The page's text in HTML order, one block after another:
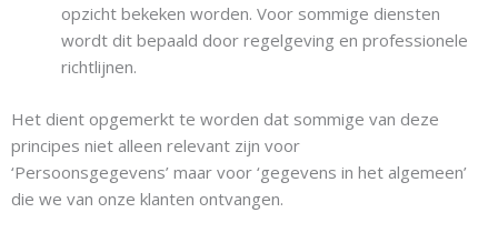
opzicht bekeken worden. Voor sommige diensten
wordt dit bepaald door regelgeving en professionele
richtlijnen.
Het dient opgemerkt te worden dat sommige van deze
principes niet alleen relevant zijn voor
‘Persoonsgegevens’ maar voor ‘gegevens in het algemeen’
die we van onze klanten ontvangen.